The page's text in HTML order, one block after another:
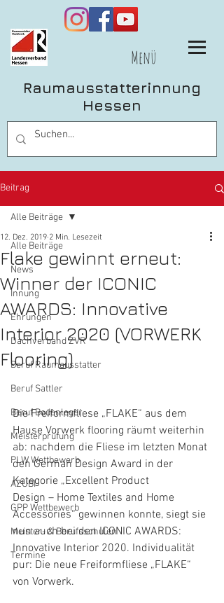
Menü
Raumausstatterinnung
Hessen
Beitrag
Alle Beiträge
News
Innung
Ehrungen
Dachverband ZVR
Beruf Raumausstatter
Beruf Sattler
Beruf Bodenleger
Meisterprüfung
PLW Wettbewerb
AZUBI
GPP Wettbewerb
Meister- & Berufsschulen
Termine
Alle Beiträge
Flake gewinnt erneut:
Winner der ICONIC
AWARDS: Innovative
Interior 2020 (VORWERK
Flooring)
12. Dez. 2019 2 Min. Lesezeit
Die Freiformfliese „FLAKE“ aus dem
Hause Vorwerk flooring räumt weiterhin
ab: nachdem die Fliese im letzten Monat
den German Design Award in der
Kategorie „Excellent Product
Design – Home Textiles and Home
Accessories“ gewinnen konnte, siegt sie
nun auch bei den ICONIC AWARDS:
Innovative Interior 2020. Individualität
pur: Die neue Freiformfliese „FLAKE“
von Vorwerk.